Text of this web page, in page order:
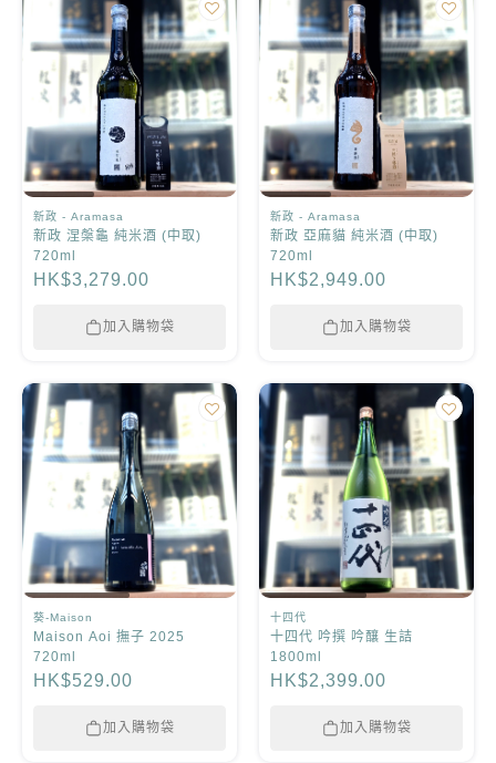
新政 - Aramasa
新政 涅槃龜 純米酒 (中取)
720ml
HK$3,279.00
加入購物袋
新政 - Aramasa
新政 亞麻貓 純米酒 (中取)
720ml
HK$2,949.00
加入購物袋
葵-Maison
Maison Aoi 撫子 2025
720ml
HK$529.00
加入購物袋
十四代
十四代 吟撰 吟釀 生詰
1800ml
HK$2,399.00
加入購物袋